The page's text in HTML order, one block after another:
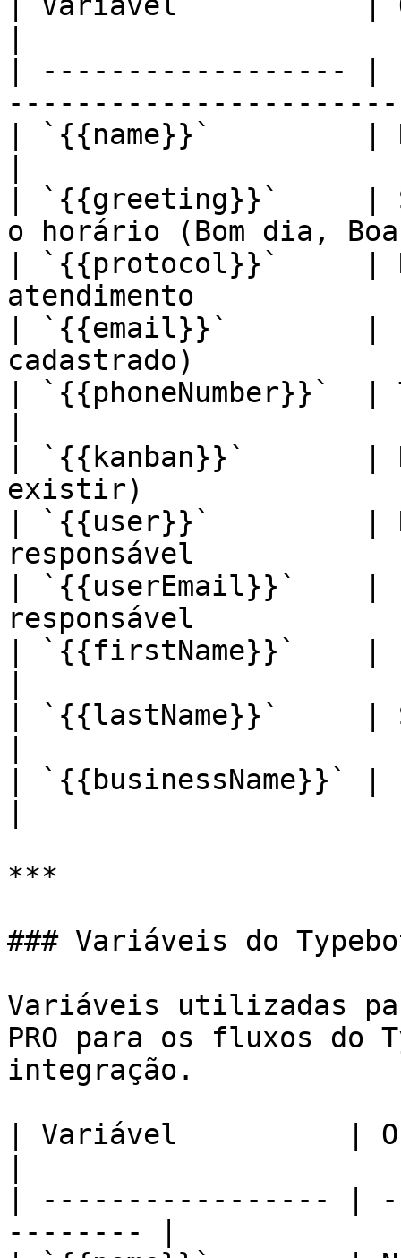
| ------------------ |
| `{{name}}`         |
| `{{greeting}}`     |
o horário (Bom dia,
| `{{protocol}}`     |
atendimento
| `{{email}}`        |
cadastrado)
| `{{phoneNumber}}`  |
| `{{kanban}}`       |
existir)
| `{{user}}`         |
responsável
| `{{userEmail}}`    |
responsável
| `{{firstName}}`    |
| `{{lastName}}`     |
| `{{businessName}}` |
***
### Variáveis do
Variáveis utilizadas
PRO para os fluxos do
integração.
| Variável          | O
| ----------------- |
-------- |